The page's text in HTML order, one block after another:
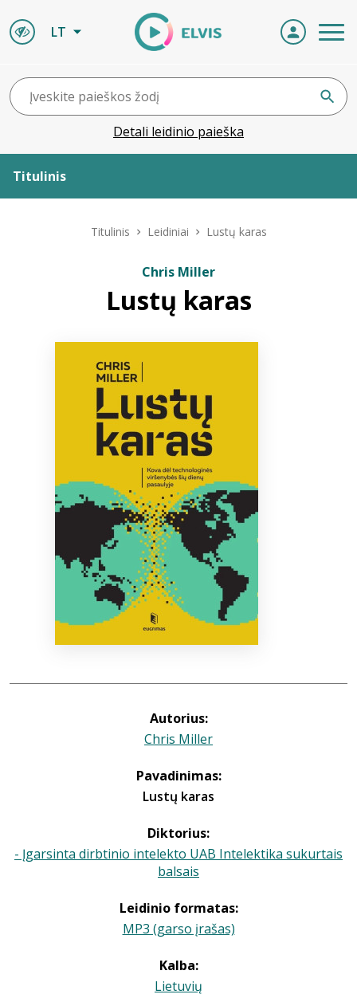
LT
Detali leidinio paieška
Titulinis
info@elvislab.lt
Titulinis Leidiniai Lustų karas
Chris Miller
Lustų karas
Autorius:
Chris Miller
Pavadinimas:
Lustų karas
Diktorius:
- Įgarsinta dirbtinio intelekto UAB Intelektika sukurtais
balsais
Leidinio formatas:
MP3 (garso įrašas)
Kalba:
Lietuvių